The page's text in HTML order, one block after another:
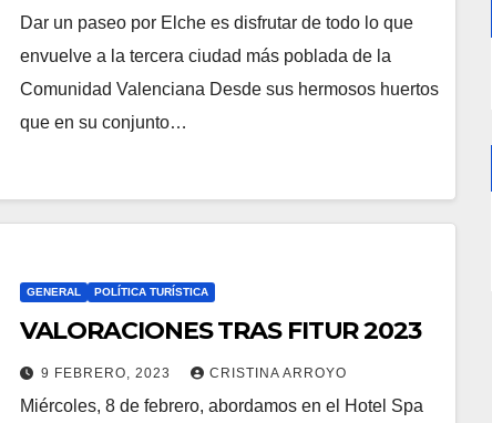
Dar un paseo por Elche es disfrutar de todo lo que
envuelve a la tercera ciudad más poblada de la
Comunidad Valenciana Desde sus hermosos huertos
que en su conjunto…
GENERAL POLÍTICA TURÍSTICA
VALORACIONES TRAS FITUR 2023
9 FEBRERO, 2023 CRISTINA ARROYO
Miércoles, 8 de febrero, abordamos en el Hotel Spa